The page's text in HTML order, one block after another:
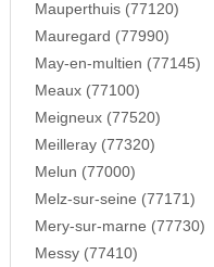
Mauperthuis (77120)
Mauregard (77990)
May-en-multien (77145)
Meaux (77100)
Meigneux (77520)
Meilleray (77320)
Melun (77000)
Melz-sur-seine (77171)
Mery-sur-marne (77730)
Messy (77410)